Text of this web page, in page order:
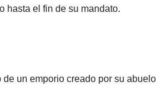
hasta el fin de su mandato.
un emporio creado por su